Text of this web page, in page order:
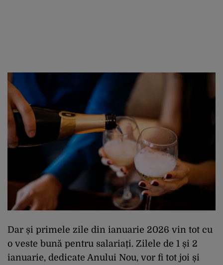
Dar și primele zile din ianuarie 2026 vin tot cu
o veste bună pentru salariați. Zilele de 1 și 2
ianuarie, dedicate Anului Nou, vor fi tot joi și